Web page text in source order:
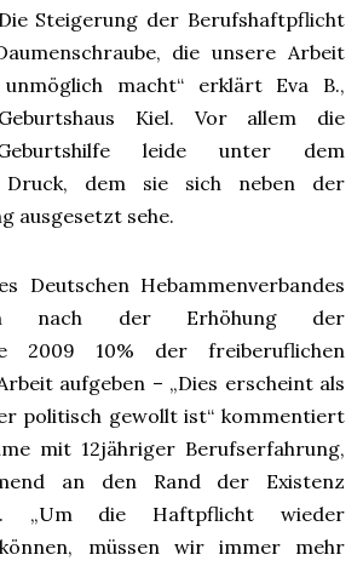
Steigerung der Berufshaftpflicht
die unsere Arbeit
macht“ erklärt Eva B.,
Kiel. Vor allem die
leide unter dem
Druck, dem sie sich neben der
ausgesetzt sehe.
Deutschen Hebammenverbandes
nach der Erhöhung der
2009 10% der freiberuflichen
aufgeben – „Dies erscheint als
politisch gewollt ist“ kommentiert
mit 12jähriger Berufserfahrung,
an den Rand der Existenz
„Um die Haftpflicht wieder
müssen wir immer mehr